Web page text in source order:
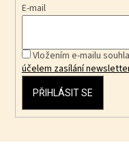
E-mail
Vložením e-mailu
účelem zasílání
PŘIHLÁSIT SE